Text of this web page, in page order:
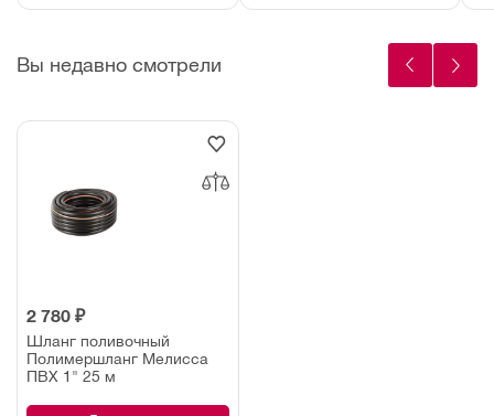
Вы недавно смотрели
2 780 ₽
Шланг поливочный
Полимершланг Мелисса
ПВХ 1" 25 м